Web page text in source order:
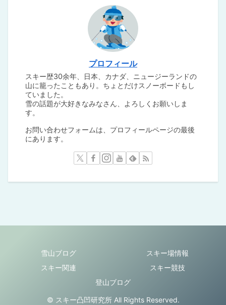
プロフィール
スキー歴30余年、日本、カナダ、ニュージーランドの
山に籠ったこともあり。ちょとだけスノーボードもし
ていました。
雪の話題が大好きなみなさん、よろしくお願いしま
す。
お問い合わせフォームは、プロフィールページの最後
にあります。
雪山ブログ
スキー場情報
スキー関連
スキー競技
登山ブログ
© スキー凸凹研究所 All Rights Reserved.